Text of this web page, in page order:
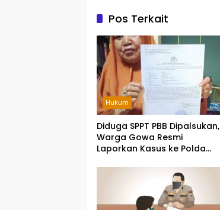
Pos Terkait
Hukum
Diduga SPPT PBB Dipalsukan,
Warga Gowa Resmi
Laporkan Kasus ke Polda